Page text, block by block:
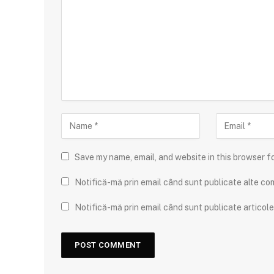
Save my name, email, and website in this browser
Notifică-mă prin email când sunt publicate alte
Notifică-mă prin email când sunt publicate